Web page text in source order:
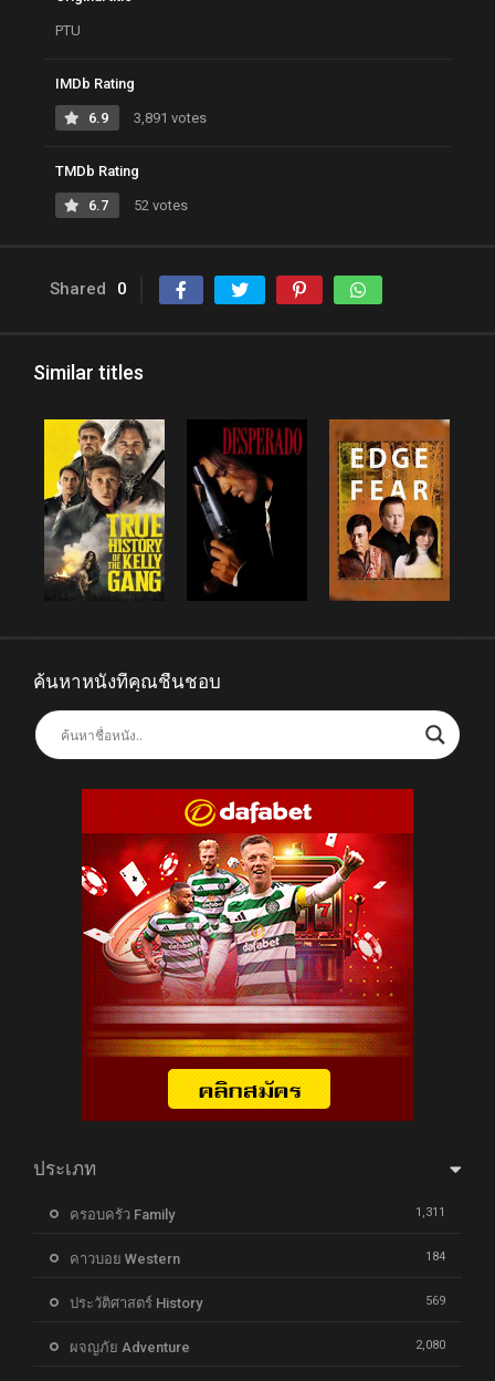
PTU
IMDb Rating
6.9 3,891 votes
TMDb Rating
6.7 52 votes
Shared 0
Similar titles
ค้นหาหนังที่คุณชื่นชอบ
ประเภท
ครอบครัว Family 1,311
คาวบอย Western 184
ประวัติศาสตร์ History 569
ผจญภัย Adventure 2,080